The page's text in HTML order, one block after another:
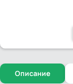
Описание